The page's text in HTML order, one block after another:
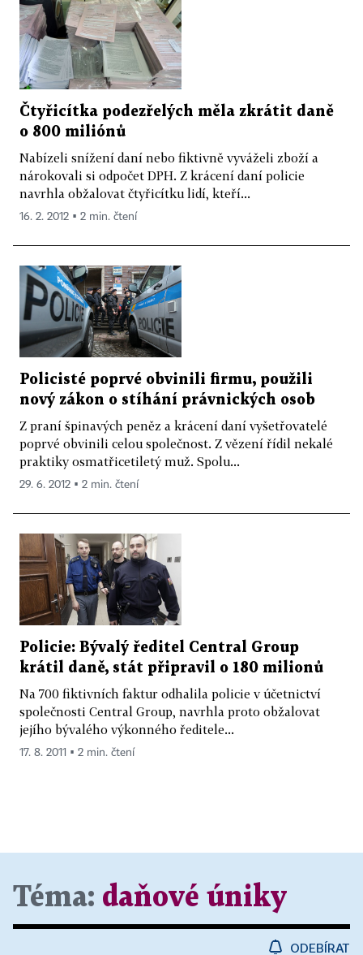
Čtyřicítka podezřelých měla zkrátit daně
o 800 miliónů
Nabízeli snížení daní nebo fiktivně vyváželi zboží a
nárokovali si odpočet DPH. Z krácení daní policie
navrhla obžalovat čtyřicítku lidí, kteří...
16. 2. 2012 ▪ 2 min. čtení
Policisté poprvé obvinili firmu, použili
nový zákon o stíhání právnických osob
Z praní špinavých peněz a krácení daní vyšetřovatelé
poprvé obvinili celou společnost. Z vězení řídil nekalé
praktiky osmatřicetiletý muž. Spolu...
29. 6. 2012 ▪ 2 min. čtení
Policie: Bývalý ředitel Central Group
krátil daně, stát připravil o 180 milionů
Na 700 fiktivních faktur odhalila policie v účetnictví
společnosti Central Group, navrhla proto obžalovat
jejího bývalého výkonného ředitele...
17. 8. 2011 ▪ 2 min. čtení
Téma: daňové úniky
ODEBÍRAT